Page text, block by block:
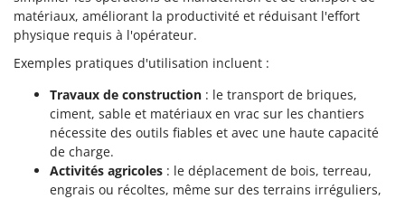
Stiga
Stocker
Sunseeker
Tecla
TecnoGen
Tellarini Pompe
matériaux, améliorant la productivité et réduisant l'effort
physique requis à l'opérateur.
Exemples pratiques d'utilisation incluent :
Travaux de construction : le transport de briques,
ciment, sable et matériaux en vrac sur les chantiers
nécessite des outils fiables et avec une haute capacité
de charge.
Activités agricoles : le déplacement de bois, terreau,
engrais ou récoltes, même sur des terrains irréguliers,